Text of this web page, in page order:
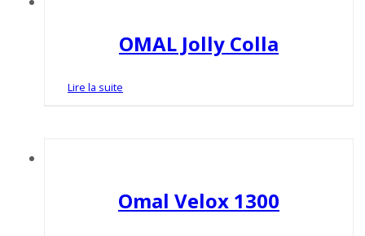
OMAL Jolly Colla
Lire la suite
Omal Velox 1300